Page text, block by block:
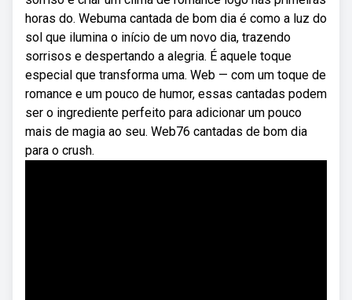
horas do. Webuma cantada de bom dia é como a luz do
sol que ilumina o início de um novo dia, trazendo
sorrisos e despertando a alegria. É aquele toque
especial que transforma uma. Web — com um toque de
romance e um pouco de humor, essas cantadas podem
ser o ingrediente perfeito para adicionar um pouco
mais de magia ao seu. Web76 cantadas de bom dia
para o crush.